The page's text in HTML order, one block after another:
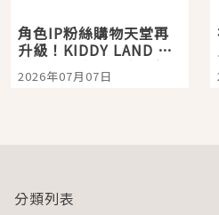
角色IP粉絲購物天堂再
升級！KIDDY LAND 原
宿店吉伊卡哇迎客，新
開幕 OMOKADO 店3分
2026年07月07日
分類列表